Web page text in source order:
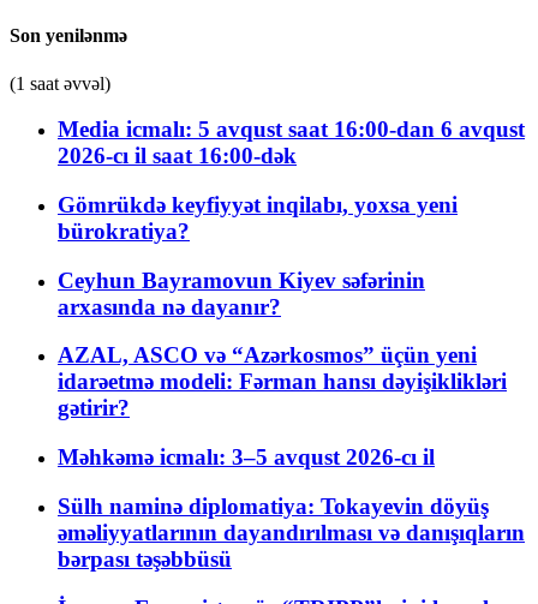
Son yenilənmə
(1 saat əvvəl)
Media icmalı: 5 avqust saat 16:00-dan 6 avqust
2026-cı il saat 16:00-dək
Gömrükdə keyfiyyət inqilabı, yoxsa yeni
bürokratiya?
Ceyhun Bayramovun Kiyev səfərinin
arxasında nə dayanır?
AZAL, ASCO və “Azərkosmos” üçün yeni
idarəetmə modeli: Fərman hansı dəyişiklikləri
gətirir?
Məhkəmə icmalı: 3–5 avqust 2026-cı il
Sülh naminə diplomatiya: Tokayevin döyüş
əməliyyatlarının dayandırılması və danışıqların
bərpası təşəbbüsü